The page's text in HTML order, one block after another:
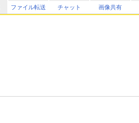
ファイル転送 チャット 画像共有